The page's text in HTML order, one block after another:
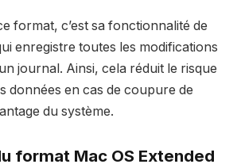
format, c’est sa fonctionnalité de
enregistre toutes les modifications
journal. Ainsi, cela réduit le risque
données en cas de coupure de
du système.
format Mac OS Extended